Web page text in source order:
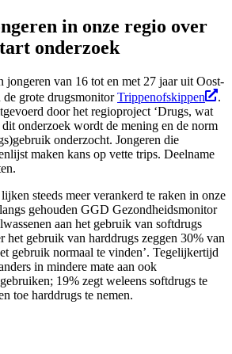
in onze regio over
onderzoek
jongeren van 16 tot en met 27 jaar uit Oost-
de grote drugsmonitorTrippenofskippen
.
door het regioproject ‘Drugs, wat
onderzoek wordt de mening en de norm
onderzocht. Jongeren die
maken kans op vette trips. Deelname
steeds meer verankerd te raken in onze
gehouden GGD Gezondheidsmonitor
aan het gebruik van softdrugs
het gebruik van harddrugs zeggen 30% van
gebruik normaal te vinden’. Tegelijkertijd
in mindere mate aan ook
19% zegt weleens softdrugs te
toe harddrugs te nemen.